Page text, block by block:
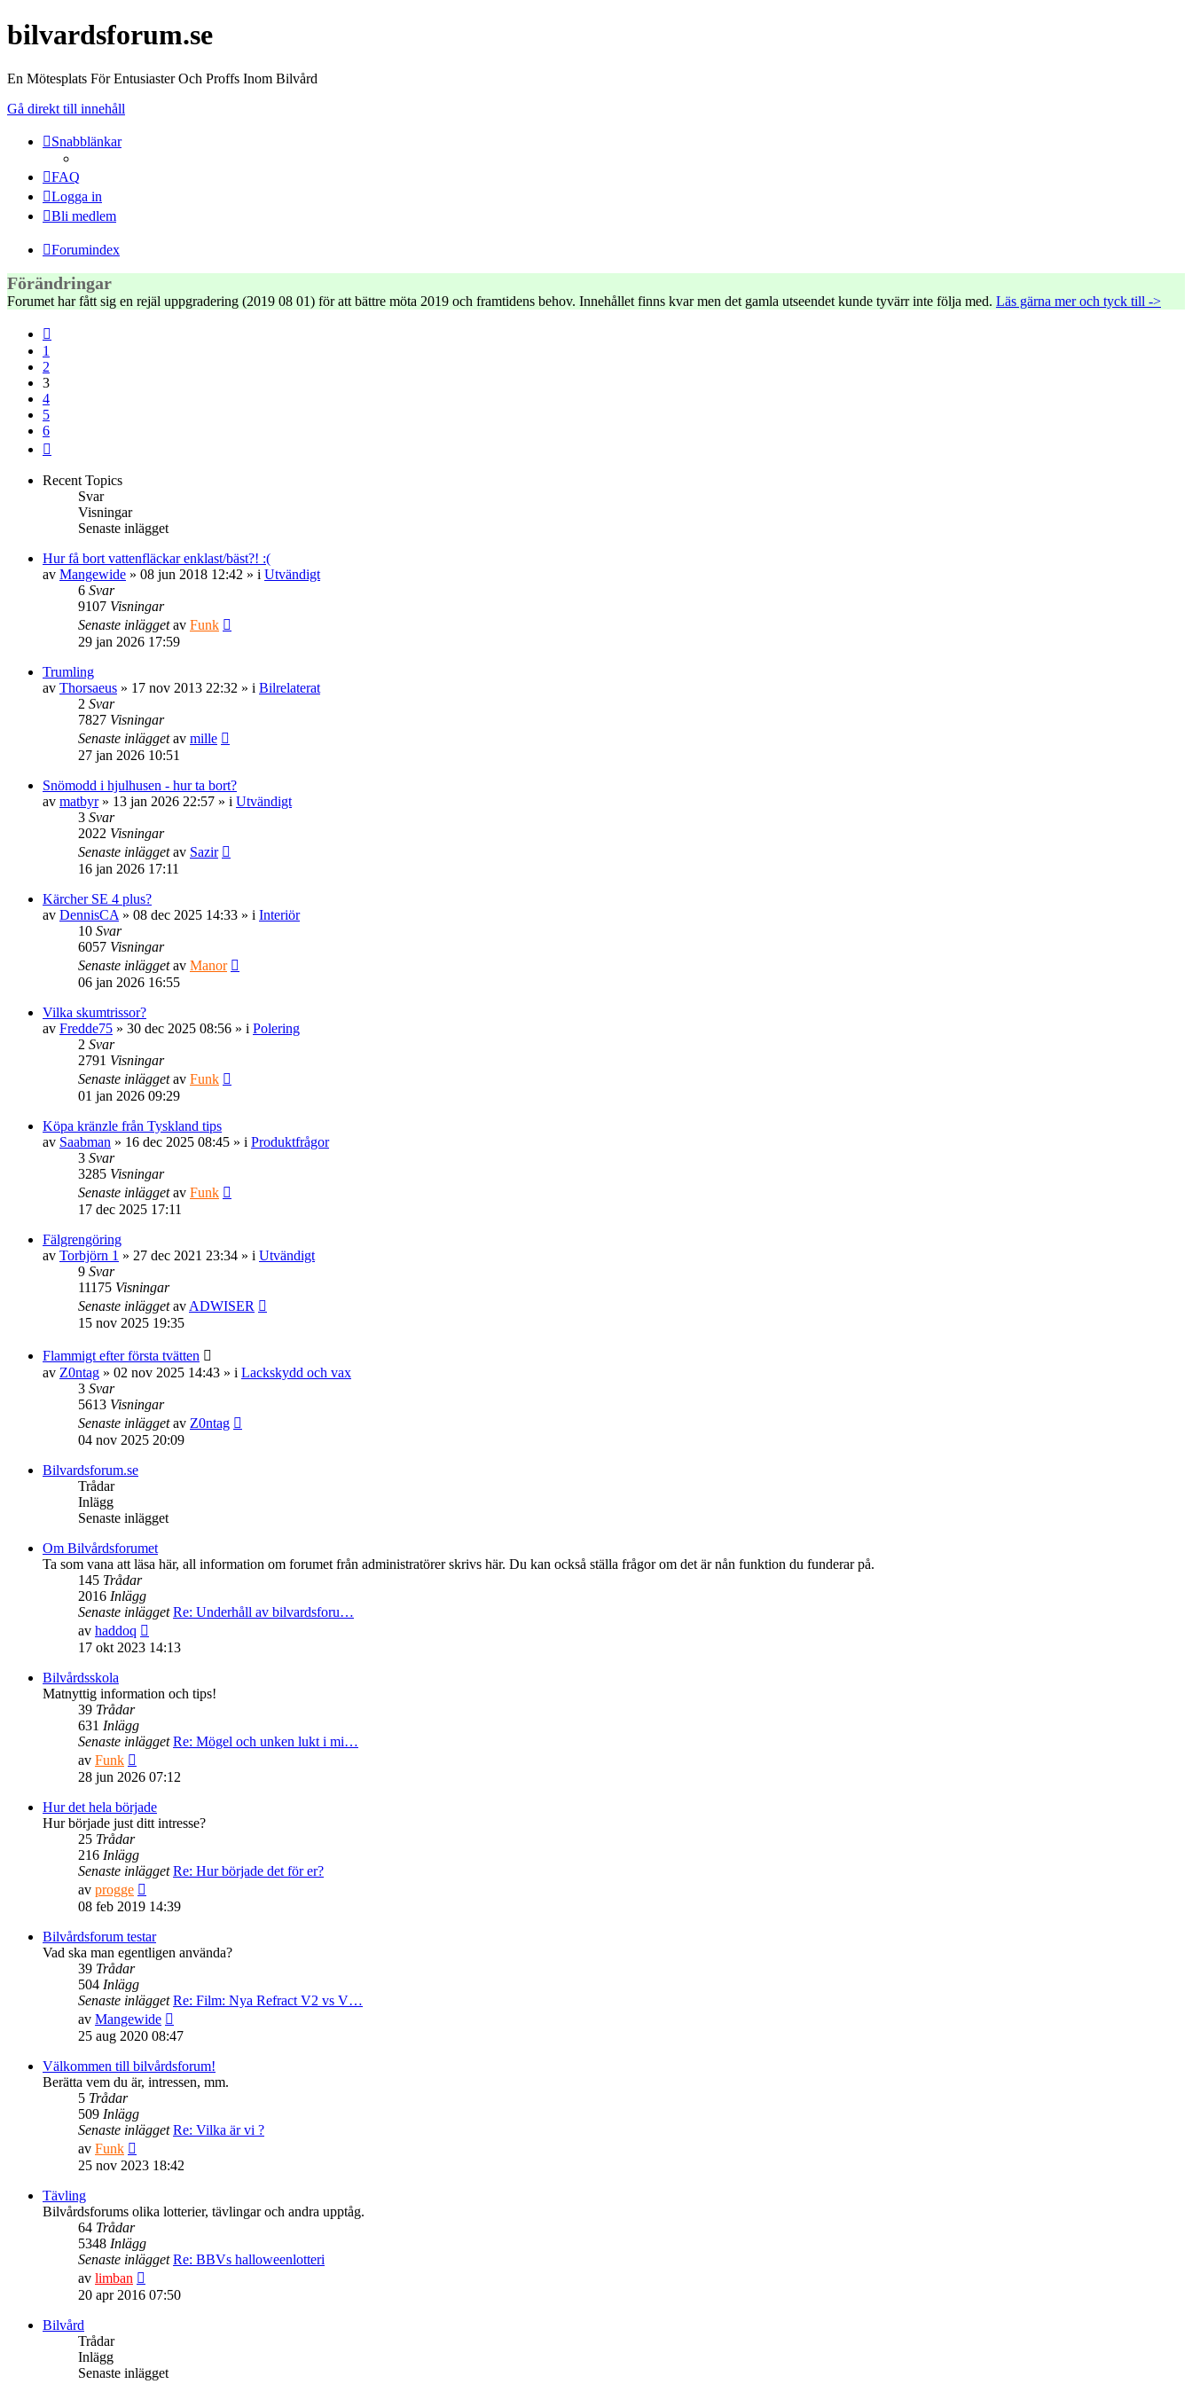
bilvardsforum.se
En Mötesplats För Entusiaster Och Proffs Inom Bilvård
Gå direkt till innehåll
Snabblänkar
FAQ
Logga in
Bli medlem
Forumindex
Förändringar
Forumet har fått sig en rejäl uppgradering (2019 08 01) för att bättre möta 2019 och framtidens behov. Innehållet finns kvar men det gamla utseendet kunde tyvärr inte följa med. Läs gärna mer och tyck till ->
1
2
3
4
5
6
Recent Topics
Svar
Visningar
Senaste inlägget
Hur få bort vattenfläckar enklast/bäst?! :(
av Mangewide » 08 jun 2018 12:42 » i Utvändigt
6 Svar
9107 Visningar
Senaste inläggetav Funk
29 jan 2026 17:59
Trumling
av Thorsaeus » 17 nov 2013 22:32 » i Bilrelaterat
2 Svar
7827 Visningar
Senaste inläggetav mille
27 jan 2026 10:51
Snömodd i hjulhusen - hur ta bort?
av matbyr» 13 jan 2026 22:57 » i Utvändigt
3 Svar
2022 Visningar
Senaste inläggetav Sazir
16 jan 2026 17:11
Kärcher SE 4 plus?
av DennisCA » 08 dec 2025 14:33 » i Interiör
10 Svar
6057 Visningar
Senaste inläggetav Manor
06 jan 2026 16:55
Vilka skumtrissor?
av Fredde75 » 30 dec 2025 08:56 » i Polering
2 Svar
2791 Visningar
Senaste inläggetav Funk
01 jan 2026 09:29
Köpa kränzle från Tyskland tips
av Saabman » 16 dec 2025 08:45 » i Produktfrågor
3 Svar
3285 Visningar
Senaste inläggetav Funk
17 dec 2025 17:11
Fälgrengöring
av Torbjörn 1 » 27 dec 2021 23:34 » i Utvändigt
9 Svar
11175 Visningar
Senaste inläggetav ADWISER
15 nov 2025 19:35
Flammigt efter första tvätten
av Z0ntag » 02 nov 2025 14:43 » i Lackskydd och vax
3 Svar
5613 Visningar
Senaste inläggetav Z0ntag
04 nov 2025 20:09
Bilvardsforum.se
Trådar
Inlägg
Senaste inlägget
Om Bilvårdsforumet
Ta som vana att läsa här, all information om forumet från administratörer skrivs här. Du kan också ställa frågor om det är nån funktion du funderar på.
145 Trådar
2016 Inlägg
Senaste inlägget Re: Underhåll av bilvardsforu…
av haddoq
till
inlägget
17 okt 2023 14:13
Bilvårdsskola
Matnyttig information och tips!
39 Trådar
631 Inlägg
Senaste inlägget Re: Mögel och unken lukt i mi…
av Funk
till
senaste
inlägget
28 jun 2026 07:12
Hur det hela började
Hur började just ditt intresse?
25 Trådar
216 Inlägg
Senaste inlägget Re: Hur började det för er?
av progge
till
senaste
inlägget
08 feb 2019 14:39
Bilvårdsforum testar
Vad ska man egentligen använda?
39 Trådar
504 Inlägg
Senaste inlägget Re: Film: Nya Refract V2 vs V…
av Mangewide
till
senaste
inlägget
25 aug 2020 08:47
Välkommen till bilvårdsforum!
Berätta vem du är, intressen, mm.
5 Trådar
509 Inlägg
Senaste inlägget Re: Vilka är vi ?
av Funk
till
inlägget
25 nov 2023 18:42
Tävling
Bilvårdsforums olika lotterier, tävlingar och andra upptåg.
64 Trådar
5348 Inlägg
Senaste inlägget Re: BBVs halloweenlotteri
av limban
till
20 apr 2016 07:50
Bilvård
Trådar
Inlägg
Senaste inlägget